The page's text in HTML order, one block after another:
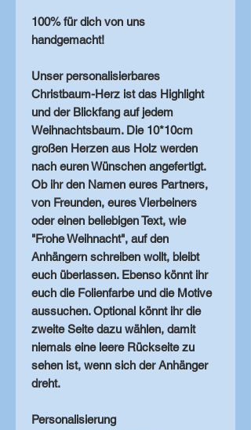
100% für dich von uns
handgemacht!
Unser personalisierbares
Christbaum-Herz ist das Highlight
und der Blickfang auf jedem
Weihnachtsbaum. Die 10*10cm
großen Herzen aus Holz werden
nach euren Wünschen angefertigt.
Ob ihr den Namen eures Partners,
von Freunden, eures Vierbeiners
oder einen beliebigen Text, wie
"Frohe Weihnacht", auf den
Anhängern schreiben wollt, bleibt
euch überlassen. Ebenso könnt ihr
euch die Folienfarbe und die Motive
aussuchen. Optional könnt ihr die
zweite Seite dazu wählen, damit
niemals eine leere Rückseite zu
sehen ist, wenn sich der Anhänger
dreht.
Personalisierung